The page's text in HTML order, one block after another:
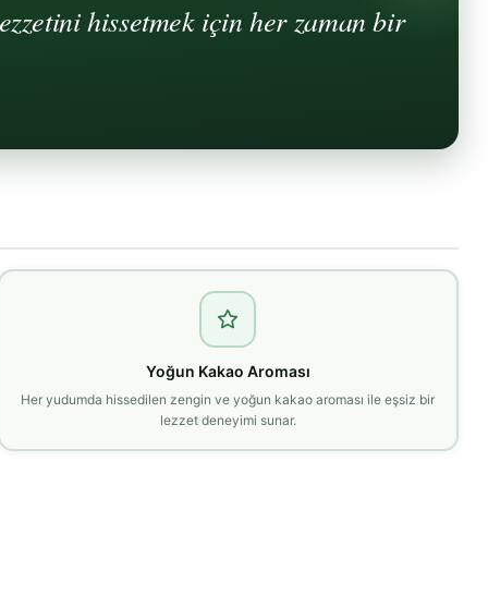
hissetmek için her zaman bir
Yoğun Kakao Aroması
Her yudumda hissedilen zengin ve yoğun kakao aroması ile eşsiz bir
lezzet deneyimi sunar.